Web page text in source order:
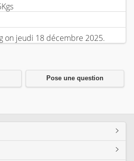
on jeudi 18 décembre 2025.
Pose une question